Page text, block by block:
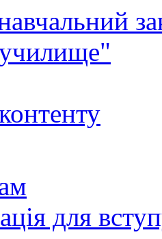
для